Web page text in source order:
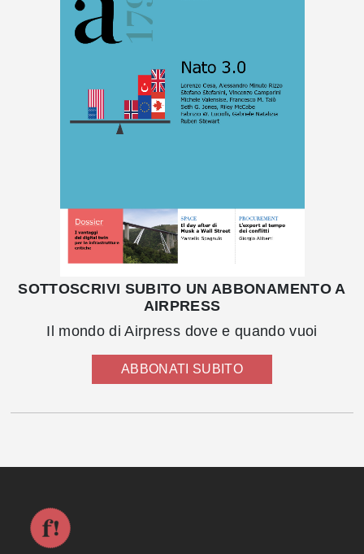
SOTTOSCRIVI SUBITO UN ABBONAMENTO A
AIRPRESS
Il mondo di Airpress dove e quando vuoi
ABBONATI SUBITO